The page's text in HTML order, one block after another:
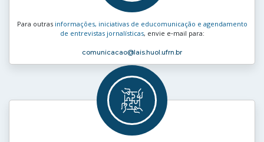
Para outras informações, iniciativas de educomunicação e agendamento
de entrevistas jornalísticas, envie e‑mail para:
comunicacao@lais.huol.ufrn.br